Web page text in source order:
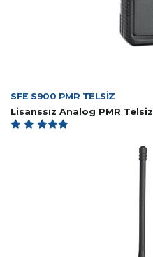
SFE S900 PMR TELSİZ
Lisanssız Analog PMR Telsiz